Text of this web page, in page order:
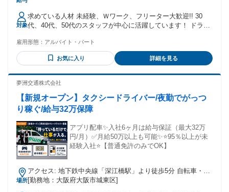
対象
求めている人材 未経験、Ｗワーク、フリーター大歓迎!! 30
代、40代、50代のスタッフが中心に活躍しています！ ドライ
長距離ドライバー、タクシードライバー）は経験を活かして
働くことが出来ます！ 配送(運送)のお仕事をお探しの方はも
ちろん、Wワークをお探しの正社員の方、朝のお仕事、主婦
ださい。
雇用形態： アルバイト・パート
お気に入り 詳細を見る
夢洲交通株式会社
【新規オープン】タクシードライバー/夜勤でがっつ
り稼ぐ/給与32万保障
アプリ配車✨入社6ヶ月は給与保証（最大32万
円/月）✅️月給50万以上も可能✨⭐️95％以上が未
経験入社⭐️【普通免許のみでOK】
場所
アクセス: 地下鉄中央線「深江橋駅」より徒歩5分 自転車・バ
イク・車通勤可
[勤務地：大阪府大阪市城東区]